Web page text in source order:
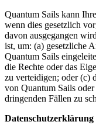
Quantum Sails kann
wenn dies gesetzlich
davon ausgegangen
ist, um: (a) gesetzliche
Quantum Sails
die Rechte oder das
zu verteidigen; oder (c)
von Quantum Sails
dringenden Fällen zu